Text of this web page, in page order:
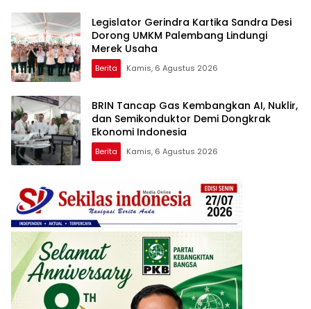
Legislator Gerindra Kartika Sandra Desi
Dorong UMKM Palembang Lindungi
Merek Usaha
Berita Kamis, 6 Agustus 2026
BRIN Tancap Gas Kembangkan AI, Nuklir,
dan Semikonduktor Demi Dongkrak
Ekonomi Indonesia
Berita Kamis, 6 Agustus 2026